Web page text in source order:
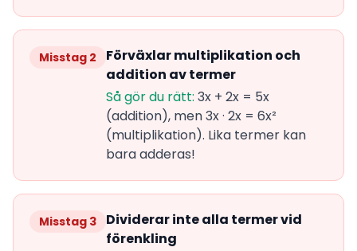
Misstag 2
Förväxlar multiplikation och
addition av termer
Så gör du rätt: 3x + 2x = 5x
(addition), men 3x · 2x = 6x²
(multiplikation). Lika termer kan
bara adderas!
Misstag 3
Dividerar inte alla termer vid
förenkling